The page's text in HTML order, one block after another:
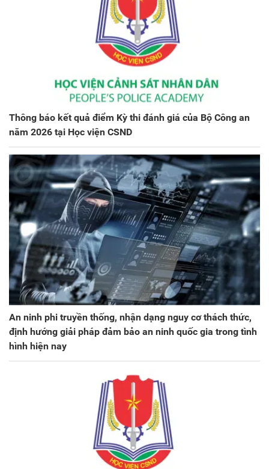
Thông báo kết quả điểm Kỳ thi đánh giá của Bộ Công an
năm 2026 tại Học viện CSND
An ninh phi truyền thống, nhận dạng nguy cơ thách thức,
định hướng giải pháp đảm bảo an ninh quốc gia trong tình
hình hiện nay